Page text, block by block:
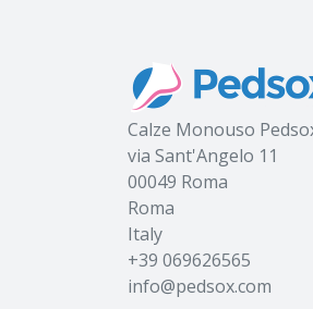
Calze Monouso
via Sant'Angelo 11
00049 Roma
Roma
Italy
+39 069626565
info@pedsox.com